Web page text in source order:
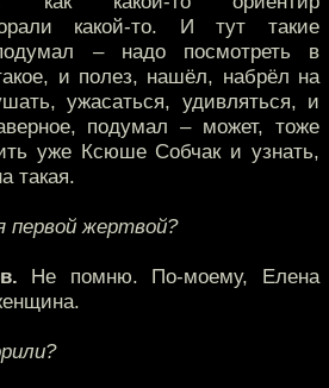
какой-то. И тут такие
– надо посмотреть в
и полез, нашёл, набрёл на
ужасаться, удивляться, и
подумал – может, тоже
уже Ксюше Собчак и узнать,
такая.
первой жертвой?
Не помню. По-моему, Елена